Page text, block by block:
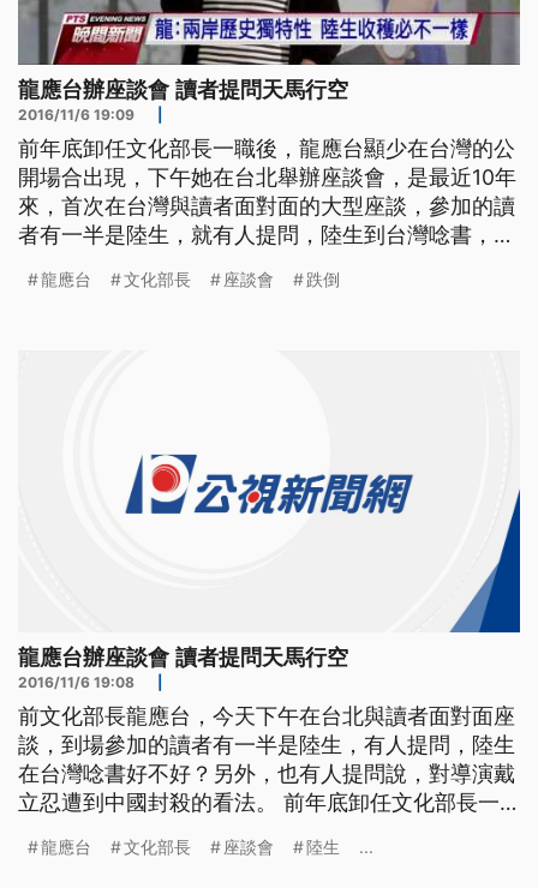
龍應台辦座談會 讀者提問天馬行空
2016/11/6 19:09
前年底卸任文化部長一職後，龍應台顯少在台灣的公
開場合出現，下午她在台北舉辦座談會，是最近10年
來，首次在台灣與讀者面對面的大型座談，參加的讀
者有一半是陸生，就有人提問，陸生到台灣唸書，究
努力的 還有邊做邊跌倒 邊站起來的過程裡頭 大陸的
龍應台 文化部長 座談會 跌倒
龍應台辦座談會 讀者提問天馬行空
2016/11/6 19:08
前文化部長龍應台，今天下午在台北與讀者面對面座
談，到場參加的讀者有一半是陸生，有人提問，陸生
在台灣唸書好不好？另外，也有人提問說，對導演戴
立忍遭到中國封殺的看法。 前年底卸任文化部長一
台北舉辦座談會，是最近10年來，首次在台灣與讀者
龍應台 文化部長 座談會 陸生 ...